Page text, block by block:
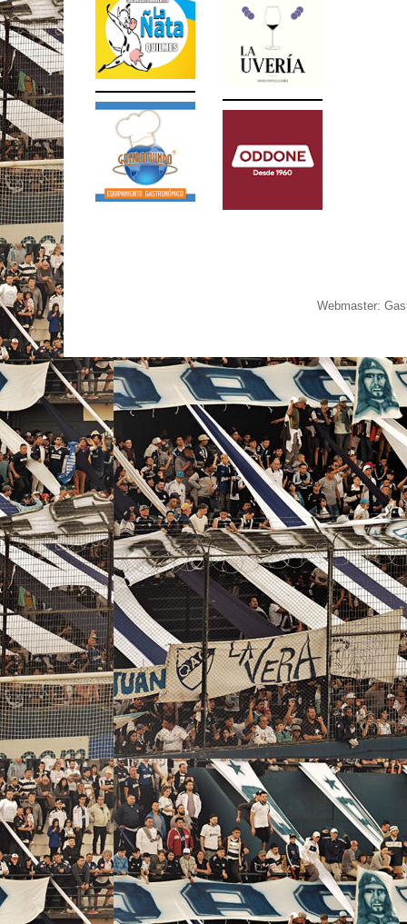
Webmaster: